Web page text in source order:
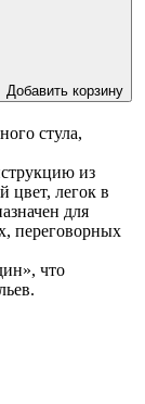
Добавить корзину
стула,
из
цвет, легок в
для
переговорных
что